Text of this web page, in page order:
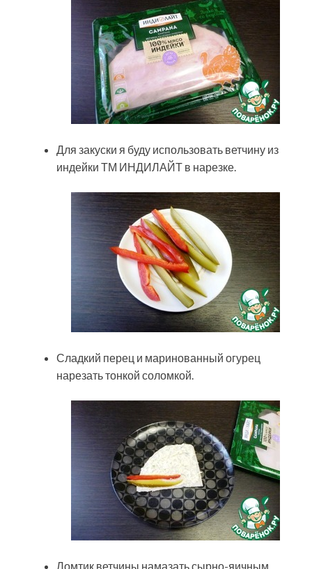
Для закуски я буду использовать ветчину из
индейки ТМ ИНДИЛАЙТ в нарезке.
Сладкий перец и маринованный огурец
нарезать тонкой соломкой.
Ломтик ветчины намазать сырно-яичным